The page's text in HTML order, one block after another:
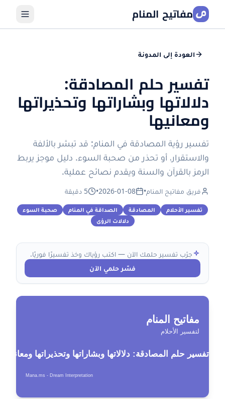
مفاتيح المنام
العودة إلى المدونة
تفسير حلم المصادقة:
دلالاتها وبشاراتها وتحذيراتها
ومعانيها
تفسير رؤية المصادقة في المنام: قد تبشر بالألفة
والاستقرار، أو تحذر من صحبة السوء. دليل موجز يربط
الرمز بالقرآن والسنة ويقدم نصائح عملية.
فريق مفاتيح المنام•
2026-01-08
• 5 دقيقة
تفسير الأحلام المصادقة الصداقة في المنام
صحبة السوء
دلالات الرؤى
جرّب تفسير حلمك الآن — اكتب رؤياك وخذ تفسيرًا فوريًا.
فسّر حلمي الآن